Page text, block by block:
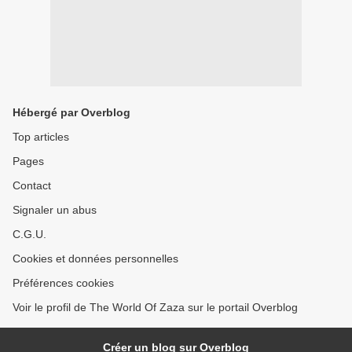
Hébergé par Overblog
Top articles
Pages
Contact
Signaler un abus
C.G.U.
Cookies et données personnelles
Préférences cookies
Voir le profil de The World Of Zaza sur le portail Overblog
Créer un blog sur Overblog